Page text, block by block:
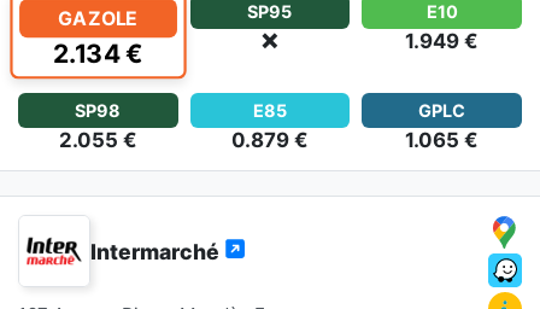
GAZOLE
2.134 €
SP95
❌
E10
1.949 €
SP98
2.055 €
E85
0.879 €
GPLC
1.065 €
Intermarché